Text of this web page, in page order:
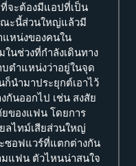
จะต้องมีแอปที่เป็น
ณะนี้ส่วนใหญ่แล้วมี
แหน่งของคนใน
นช่วงที่กำลังเดินทาง
ตำแหน่งว่าอยู่ในจุด
นำมาประยุกต์เอาไว้
นออกไป เช่น สงสัย
ของแฟน โดยการ
ลไทม์เสียส่วนใหญ่
ซอฟแวร์ที่แตกต่างกัน
แฟน ตัวไหนน่าสนใจ